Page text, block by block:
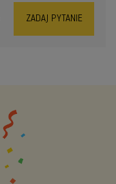
ZADAJ PYTANIE